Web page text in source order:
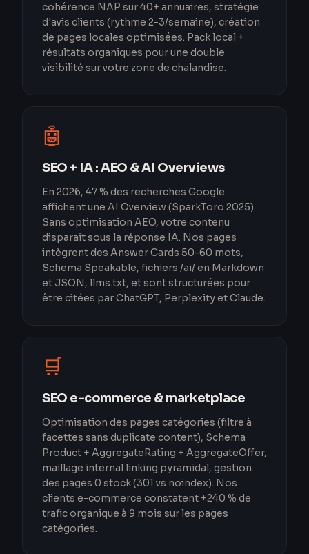
cohérence NAP sur 40+ annuaires, stratégie
d'avis clients (rythme 2-3/semaine), création
de pages locales optimisées. Pack local +
résultats organiques pour une double
visibilité sur votre zone de chalandise.
🤖
SEO + IA : AEO & AI Overviews
En 2026, 47 % des recherches Google
affichent une AI Overview (SparkToro 2025).
Sans optimisation AEO, votre contenu
disparaît sous la réponse IA. Nos pages
intègrent des Answer Cards 50-60 mots,
Schema Speakable, fichiers /ai/ en Markdown
et JSON, llms.txt, et sont structurées pour
être citées par ChatGPT, Perplexity et Claude.
🛒
SEO e-commerce & marketplace
Optimisation des pages catégories (filtre à
facettes sans duplicate content), Schema
Product + AggregateRating + AggregateOffer,
maillage internal linking pyramidal, gestion
des pages 0 stock (301 vs noindex). Nos
clients e-commerce constatent +240 % de
trafic organique à 9 mois sur les pages
catégories.